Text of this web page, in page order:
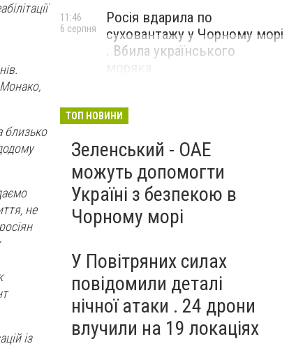
близько
не
із
Росія вдарила по
суховантажу у Чорному морі
. Вбила українського
11:46
6 серпня
ТОП НОВИНИ
Зеленський - ОАЕ
можуть допомогти
Україні з безпекою в
Чорному морі
У Повітряних силах
повідомили деталі
нічної атаки . 24 дрони
влучили на 19 локаціях